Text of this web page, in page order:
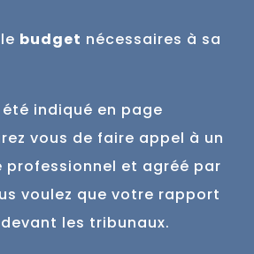
le budget nécessaires à sa
indiqué en page
vous de faire appel à un
et agréé par
voulez que votre rapport
les tribunaux.